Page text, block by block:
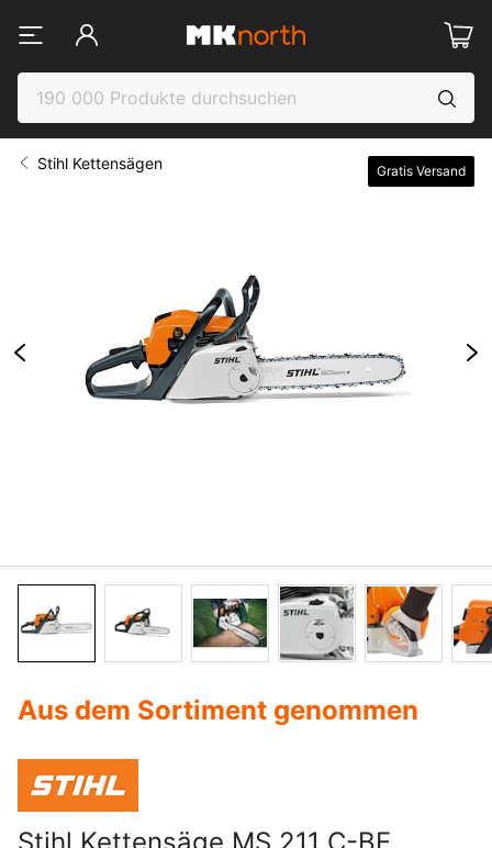
Stihl Kettensägen Gratis Versand
Aus dem Sortiment genommen